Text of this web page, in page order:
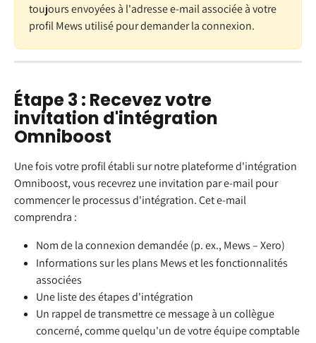
toujours envoyées à l'adresse e-mail associée à votre
profil Mews utilisé pour demander la connexion.
Étape 3 : Recevez votre
invitation d'intégration
Omniboost
Une fois votre profil établi sur notre plateforme d'intégration
Omniboost, vous recevrez une invitation par e-mail pour
commencer le processus d'intégration. Cet e-mail
comprendra :
Nom de la connexion demandée (p. ex., Mews – Xero)
Informations sur les plans Mews et les fonctionnalités
associées
Une liste des étapes d'intégration
Un rappel de transmettre ce message à un collègue
concerné, comme quelqu'un de votre équipe comptable